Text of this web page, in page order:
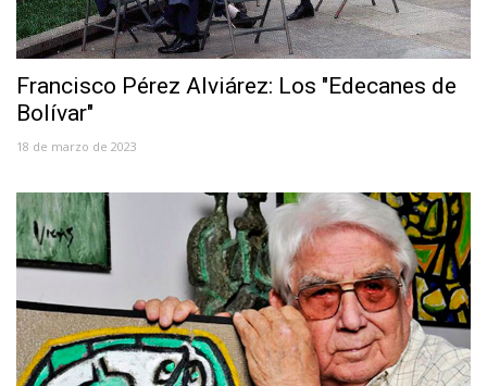
Francisco Pérez Alviárez: Los "Edecanes de
Bolívar"
18 de marzo de 2023